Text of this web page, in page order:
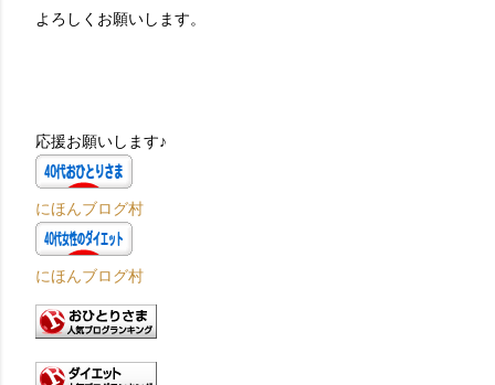
よろしくお願いします。
応援お願いします♪
にほんブログ村
にほんブログ村